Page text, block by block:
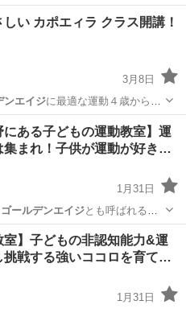
い カポエィラ クラス開講！
3月8日
ンエイジに最適な運動４歳からの
他 足腰
にある子どもの運動教室】運
集まれ！子供が運動が好き…
1月31日
ゴールデンエイジとも呼ばれるこ
操 能力
室】子どもの非認知能力&運
挑戦する強いココロを育て…
1月31日